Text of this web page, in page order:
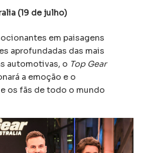
(19 de julho)
em paisagens
aprofundadas das mais
automotivas, o Top Gear
a emoção e o
os fãs de todo o mundo